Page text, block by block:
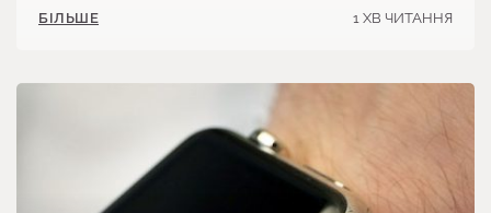
БІЛЬШЕ 1 ХВ ЧИТАННЯ